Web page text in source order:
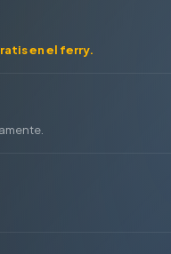
en el ferry.